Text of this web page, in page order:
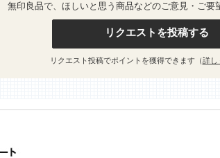
無印良品で、ほしいと思う商品などのご意見・ご要
リクエストを投稿する
リクエスト投稿でポイントを獲得できます（詳し